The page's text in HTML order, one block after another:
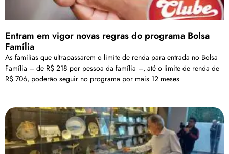
Entram em vigor novas regras do programa Bolsa
Família
As famílias que ultrapassarem o limite de renda para entrada no Bolsa
Família – de R$ 218 por pessoa da família –, até o limite de renda de
R$ 706, poderão seguir no programa por mais 12 meses